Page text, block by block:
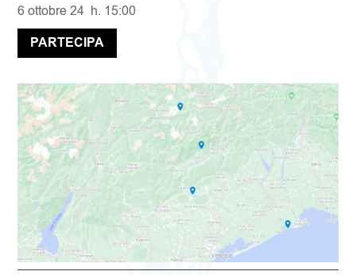
6 ottobre 24 h. 15:00
PARTECIPA